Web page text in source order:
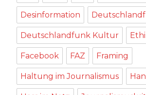
Desinformation
Deutschlandfunk Kultur
Facebook FAZ Framing
Haltung im Journalismus